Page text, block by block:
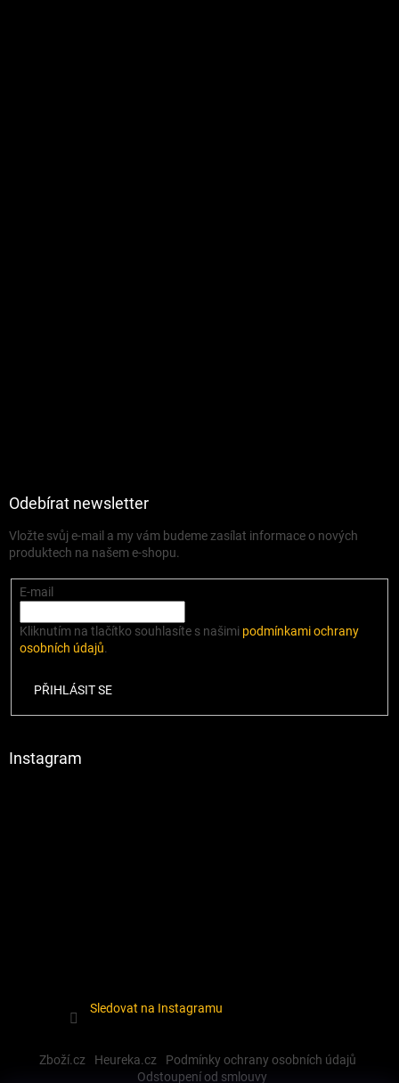
Odebírat newsletter
Vložte svůj e-mail a my vám budeme zasílat informace o nových
produktech na našem e-shopu.
E-mail
Kliknutím na tlačítko souhlasíte s našimi podmínkami ochrany
osobních údajů.
PŘIHLÁSIT SE
Instagram
Sledovat na Instagramu
Zboží.cz Heureka.cz
Podmínky ochrany osobních údajů
Odstoupení od smlouvy